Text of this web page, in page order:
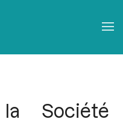
Société